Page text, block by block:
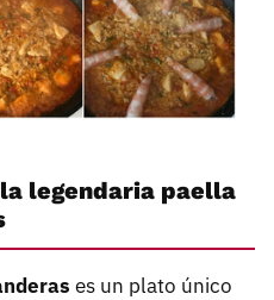
legendaria paella
es un plato único